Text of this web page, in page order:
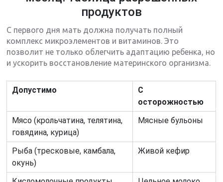
продуктов
С первого дня мать должна получать полный
комплекс микроэлементов и витаминов. Это
позволит не только облегчить адаптацию ребенка, но
и ускорить восстановление материнского организма.
Допустимо
С
осторожностью
Мясо (крольчатина, телятина,
говядина, курица)
Мясные бульоны
Рыба (тресковые, камбала,
окунь)
Живой кефир